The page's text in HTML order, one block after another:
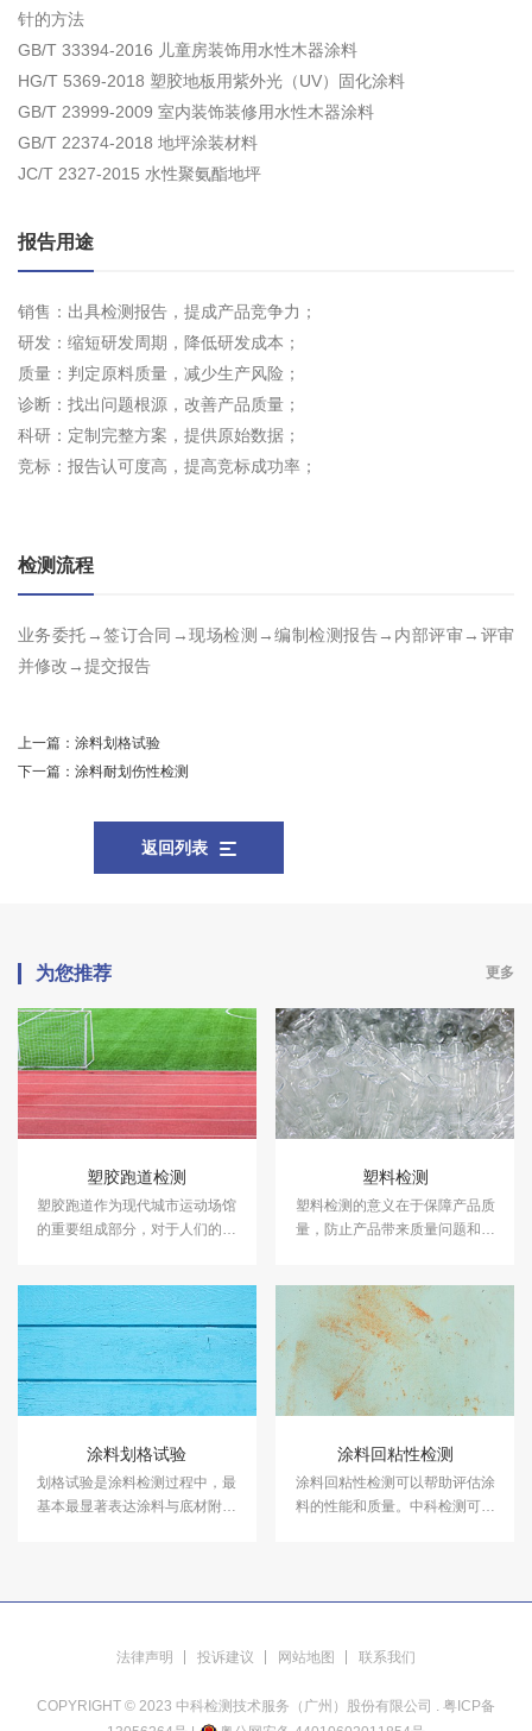
针的方法
GB/T 33394-2016 儿童房装饰用水性木器涂料
HG/T 5369-2018 塑胶地板用紫外光（UV）固化涂料
GB/T 23999-2009 室内装饰装修用水性木器涂料
GB/T 22374-2018 地坪涂装材料
JC/T 2327-2015 水性聚氨酯地坪
报告用途
销售：出具检测报告，提成产品竞争力；
研发：缩短研发周期，降低研发成本；
质量：判定原料质量，减少生产风险；
诊断：找出问题根源，改善产品质量；
科研：定制完整方案，提供原始数据；
竞标：报告认可度高，提高竞标成功率；
检测流程
业务委托→签订合同→现场检测→编制检测报告→内部评审→评审
并修改→提交报告
上一篇： 涂料划格试验
下一篇： 涂料耐划伤性检测
返回列表
为您推荐 更多
塑胶跑道检测
塑胶跑道作为现代城市运动场馆
的重要组成部分，对于人们的健
测及其他各类运动场地检测。
塑料检测
塑料检测的意义在于保障产品质
量，防止产品带来质量问题和安
测、塑料成分分析等领域的检
测，并出具具有CMA资质的塑料
检测报告。
涂料划格试验
划格试验是涂料检测过程中，最
基本最显著表达涂料与底材附着
涂料回粘性检测
涂料回粘性检测可以帮助评估涂
料的性能和质量。中科检测可以
法律声明 投诉建议 网站地图 联系我们
COPYRIGHT © 2023 中科检测技术服务（广州）股份有限公司 . 粤ICP备